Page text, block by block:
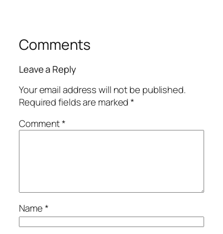
Comments
Leave a Reply
Your email address will not be published.
Required fields are marked*
Comment*
Name*